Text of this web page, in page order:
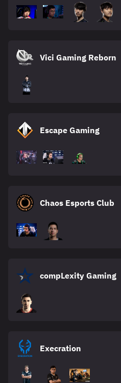
Vici Gaming Reborn
Escape Gaming
Chaos Esports Club
compLexity Gaming
Execration